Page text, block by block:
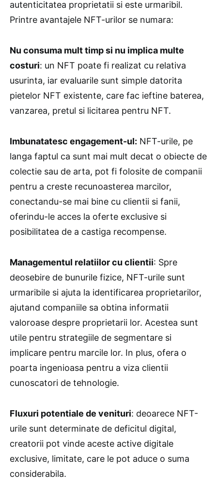
autenticitatea proprietatii si este urmaribil.
Printre avantajele NFT-urilor se numara:
Nu consuma mult timp si nu implica multe
costuri: un NFT poate fi realizat cu relativa
usurinta, iar evaluarile sunt simple datorita
pietelor NFT existente, care fac ieftine baterea,
vanzarea, pretul si licitarea pentru NFT.
Imbunatatesc engagement-ul: NFT-urile, pe
langa faptul ca sunt mai mult decat o obiecte de
colectie sau de arta, pot fi folosite de companii
pentru a creste recunoasterea marcilor,
conectandu-se mai bine cu clientii si fanii,
oferindu-le acces la oferte exclusive si
posibilitatea de a castiga recompense.
Managementul relatiilor cu clientii: Spre
deosebire de bunurile fizice, NFT-urile sunt
urmaribile si ajuta la identificarea proprietarilor,
ajutand companiile sa obtina informatii
valoroase despre proprietarii lor. Acestea sunt
utile pentru strategiile de segmentare si
implicare pentru marcile lor. In plus, ofera o
poarta ingenioasa pentru a viza clientii
cunoscatori de tehnologie.
Fluxuri potentiale de venituri: deoarece NFT-
urile sunt determinate de deficitul digital,
creatorii pot vinde aceste active digitale
exclusive, limitate, care le pot aduce o suma
considerabila.